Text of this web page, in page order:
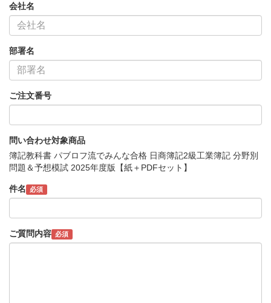
会社名
部署名
ご注文番号
問い合わせ対象商品
簿記教科書 パブロフ流でみんな合格 日商簿記2級工業簿記 分野別
問題＆予想模試 2025年度版【紙＋PDFセット】
件名 必須
ご質問内容 必須